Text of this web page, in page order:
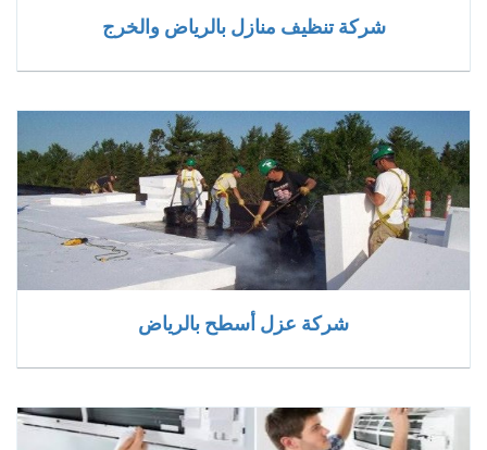
شركة تنظيف منازل بالرياض والخرج
شركة عزل أسطح بالرياض